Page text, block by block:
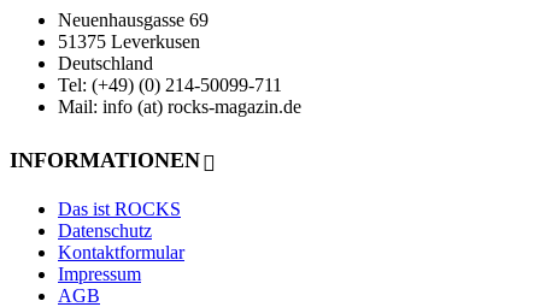
Neuenhausgasse 69
51375 Leverkusen
Deutschland
Tel: (+49) (0) 214-50099-711
Mail: info (at) rocks-magazin.de
INFORMATIONEN
Das ist ROCKS
Datenschutz
Kontaktformular
Impressum
AGB